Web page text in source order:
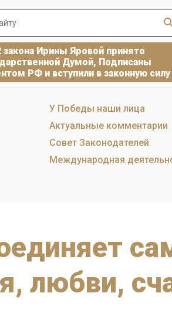
закона Ирины Яровой принято
Думой, Подписаны
РФ и вступили в законную силу
У Победы наши лица
Актуальные комментарии
Совет Законодателей
Международная
любви,